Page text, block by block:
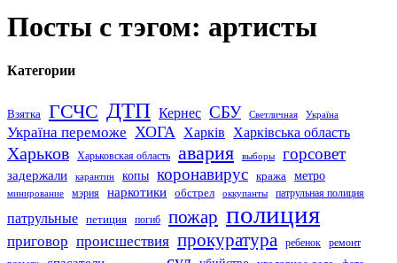
Посты с тэгом: артисты
Категории
Взятка ГСЧС ДТП Кернес СБУ Светличная Україна
Україна переможе ХОГА Харків Харківська область
Харьков Харьковская область авария выборы горсовет
задержали карантин копы коронавирус кража метро
минирование мэрия наркотики обстрел оккупанты патрульная полиция
патрульные петиция погиб пожар полиция
приговор происшествия прокуратура ребенок
ремонт